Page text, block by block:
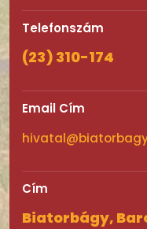
Telefonszám
(23) 310-174
Email Cím
Cím
Biatorbágy,